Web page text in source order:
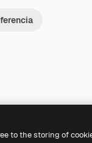
to the storing of